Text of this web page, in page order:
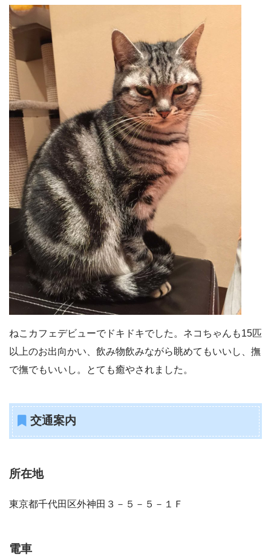
ねこカフェデビューでドキドキでした。ネコちゃんも15匹
以上のお出向かい、飲み物飲みながら眺めてもいいし、撫
で撫でもいいし。とても癒やされました。
交通案内
所在地
東京都千代田区外神田３－５－５－１Ｆ
電車